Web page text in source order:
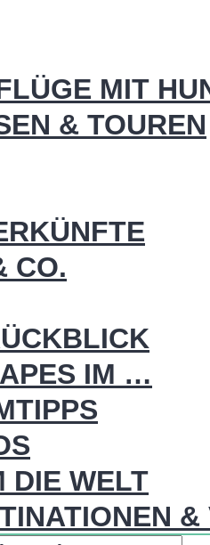
MIT
& TOUREN
CO.
IM …
DIE WELT